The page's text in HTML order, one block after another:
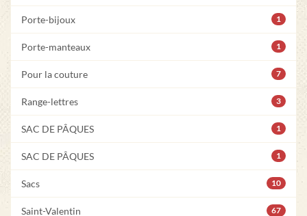
Porte-bijoux 1
Porte-manteaux 1
Pour la couture 7
Range-lettres 3
SAC DE PÂQUES 1
SAC DE PÂQUES 1
Sacs 10
Saint-Valentin 67